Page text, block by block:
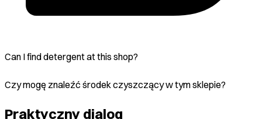
Can I find detergent at this shop?
Czy mogę znaleźć środek czyszczący w tym sklepie?
Praktyczny dialog